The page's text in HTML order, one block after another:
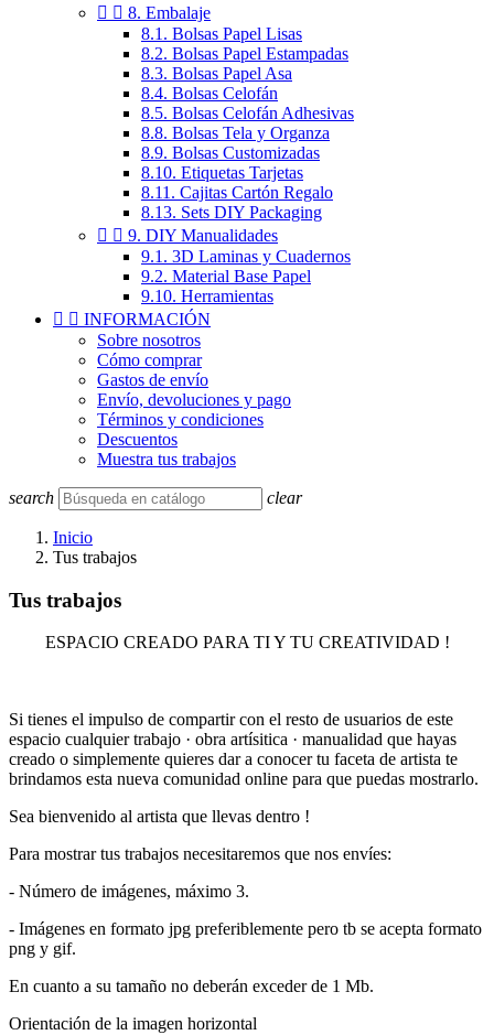
  8. Embalaje
8.1. Bolsas Papel Lisas
8.2. Bolsas Papel Estampadas
8.3. Bolsas Papel Asa
8.4. Bolsas Celofán
8.5. Bolsas Celofán Adhesivas
8.8. Bolsas Tela y Organza
8.9. Bolsas Customizadas
8.10. Etiquetas Tarjetas
8.11. Cajitas Cartón Regalo
8.13. Sets DIY Packaging
  9. DIY Manualidades
9.1. 3D Laminas y Cuadernos
9.2. Material Base Papel
9.10. Herramientas
  INFORMACIÓN
Sobre nosotros
Cómo comprar
Gastos de envío
Envío, devoluciones y pago
Términos y condiciones
Descuentos
Muestra tus trabajos
search clear
Inicio
Tus trabajos
Tus trabajos
ESPACIO CREADO PARA TI Y TU CREATIVIDAD !
Si tienes el impulso de compartir con el resto de usuarios de este
espacio cualquier trabajo · obra artísitica · manualidad que hayas
creado o simplemente quieres dar a conocer tu faceta de artista te
brindamos esta nueva comunidad online para que puedas mostrarlo.
Sea bienvenido al artista que llevas dentro !
Para mostrar tus trabajos necesitaremos que nos envíes:
- Número de imágenes, máximo 3.
- Imágenes en formato jpg preferiblemente pero tb se acepta formato
png y gif.
En cuanto a su tamaño no deberán exceder de 1 Mb.
Orientación de la imagen horizontal